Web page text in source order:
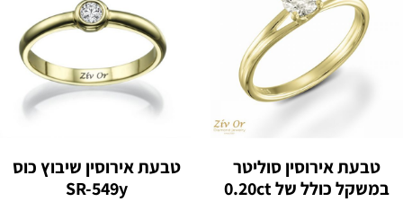
טבעת אירוסין סוליטר
במשקל כולל של 0.20ct
טבעת אירוסין שיבוץ כוס
SR-549y